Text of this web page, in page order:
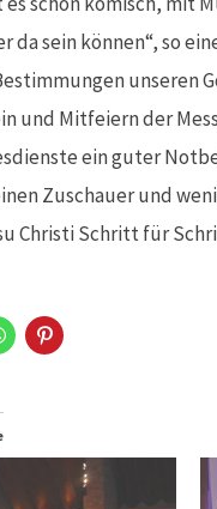
da sein können“, so
unseren
und Mitfeiern der
ein guter
Zuschauer und
Christi Schritt für